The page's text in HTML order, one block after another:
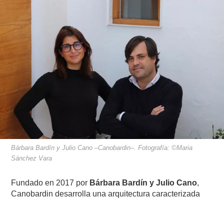
Bárbara Bardín y Julio Cano –Canobardin–. Fotografía: ©Maria
Sánchez Vara
Fundado en 2017 por Bárbara Bardín y Julio Cano,
Canobardin desarrolla una arquitectura caracterizada